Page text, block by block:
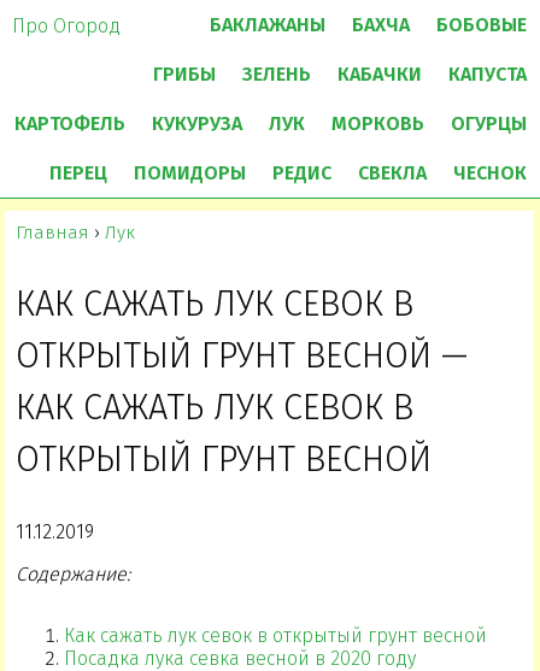
Про Огород БАКЛАЖАНЫ БАХЧА БОБОВЫЕ
ГРИБЫ ЗЕЛЕНЬ КАБАЧКИ КАПУСТА
КАРТОФЕЛЬ КУКУРУЗА ЛУК МОРКОВЬ ОГУРЦЫ
ПЕРЕЦ ПОМИДОРЫ РЕДИС СВЕКЛА ЧЕСНОК
Главная ›Лук
КАК САЖАТЬ ЛУК СЕВОК В
ОТКРЫТЫЙ ГРУНТ ВЕСНОЙ —
КАК САЖАТЬ ЛУК СЕВОК В
ОТКРЫТЫЙ ГРУНТ ВЕСНОЙ
11.12.2019
Содержание:
Как сажать лук севок в открытый грунт весной
Посадка лука севка весной в 2020 году